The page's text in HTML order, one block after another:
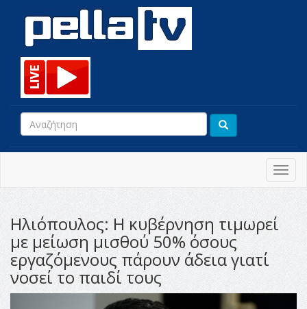
Ηλιόπουλος: Η κυβέρνηση τιμωρεί
με μείωση μισθού 50% όσους
εργαζόμενους πάρουν άδεια γιατί
νοσεί το παιδί τους